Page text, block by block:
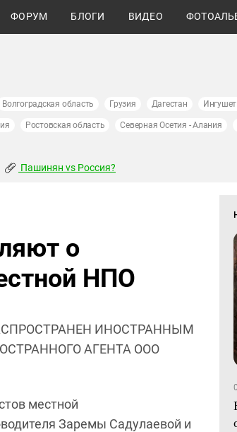
ФОРУМ БЛОГИ ВИДЕО
Волгоградская область Грузия Дагестан
Ростовская область Северная Осетия - Алания
Пашинян vs Россия?
о
НПО
ИНОСТРАННЫМ
АГЕНТА ООО
местной
Заремы Садулаевой и